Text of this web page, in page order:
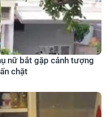
nữ bắt gặp cảnh tượng
chặt